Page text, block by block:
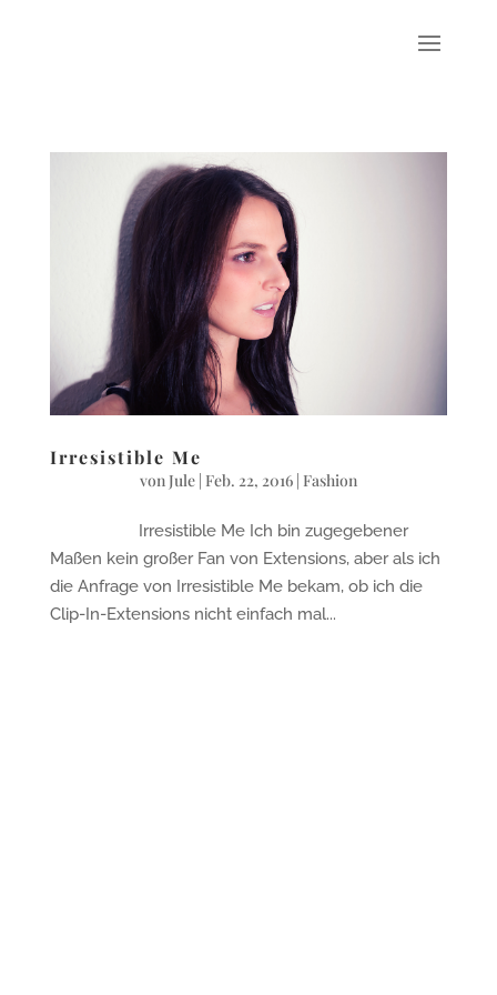
Irresistible Me
vonJule| Feb. 22, 2016| Fashion
Irresistible Me Ich bin zugegebener
Maßen kein großer Fan von Extensions, aber als ich
die Anfrage von Irresistible Me bekam, ob ich die
Clip-In-Extensions nicht einfach mal...